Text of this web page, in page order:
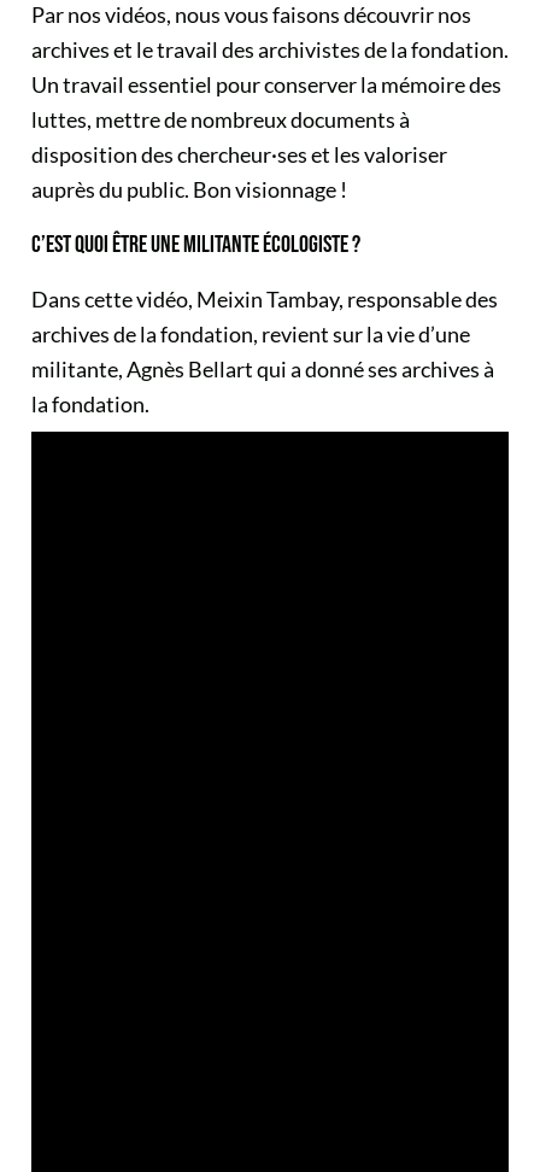
Par nos vidéos, nous vous faisons découvrir nos
archives et le travail des archivistes de la fondation.
Un travail essentiel pour conserver la mémoire des
luttes, mettre de nombreux documents à
disposition des chercheur·ses et les valoriser
auprès du public. Bon visionnage !
C’EST QUOI ÊTRE UNE MILITANTE ÉCOLOGISTE ?
Dans cette vidéo, Meixin Tambay, responsable des
archives de la fondation, revient sur la vie d’une
militante, Agnès Bellart qui a donné ses archives à
la fondation.